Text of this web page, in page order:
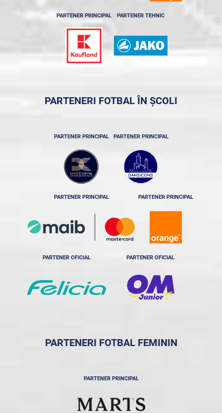
PARTENER PRINCIPAL PARTENER TEHNIC
PARTENERI FOTBAL ÎN ȘCOLI
PARTENER PRINCIPAL PARTENER PRINCIPAL
PARTENER PRINCIPAL PARTENER PRINCIPAL
PARTENER OFICIAL PARTENER OFICIAL
PARTENERI FOTBAL FEMININ
PARTENER PRINCIPAL